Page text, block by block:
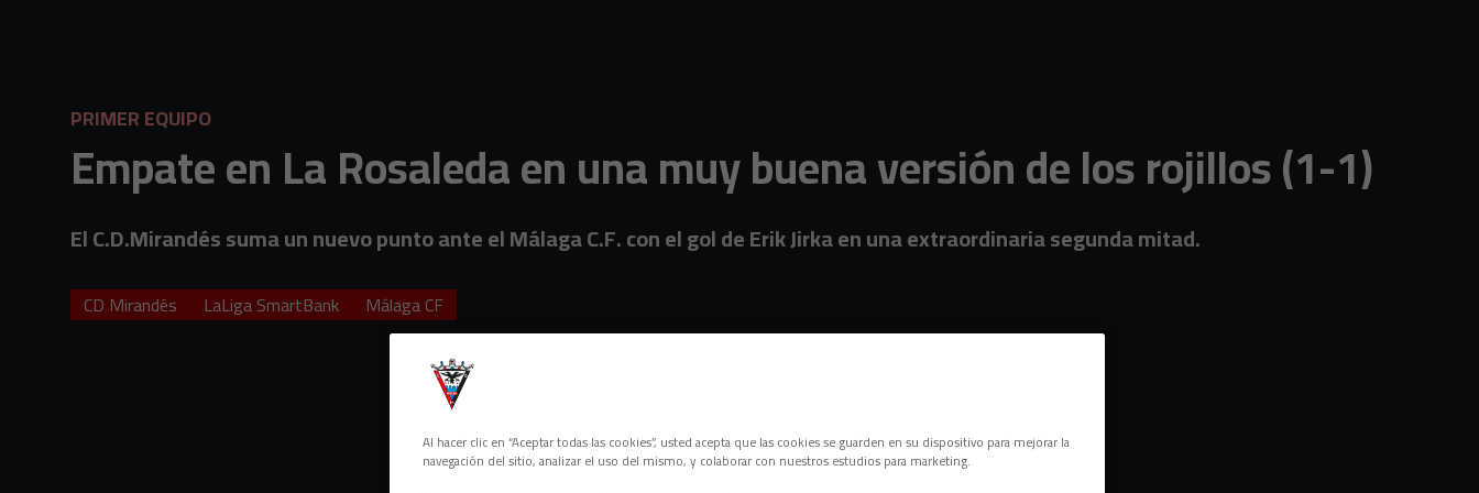
PRIMER EQUIPO
Empate en La Rosaleda en una muy buena versión de los rojillos (1-1)
El C.D.Mirandés suma un nuevo punto ante el Málaga C.F. con el gol de Erik Jirka en una extraordinaria segunda mitad.
CD Mirandés LaLiga SmartBank Málaga CF
Al hacer clic en “Aceptar todas las cookies”, usted acepta que las cookies se guarden en su dispositivo para mejorar la
navegación del sitio, analizar el uso del mismo, y colaborar con nuestros estudios para marketing.